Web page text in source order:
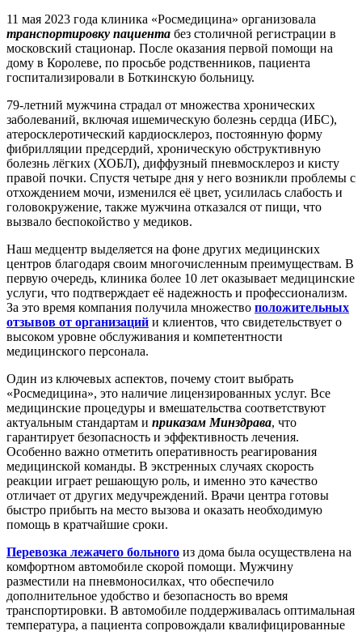
11 мая 2023 года клиника «Росмедицина» организовала
транспортировку пациента без столичной регистрации в
московский стационар. После оказания первой помощи на
дому в Королеве, по просьбе родственников, пациента
госпитализировали в Боткинскую больницу.
79-летний мужчина страдал от множества хронических
заболеваний, включая ишемическую болезнь сердца (ИБС),
атеросклеротический кардиосклероз, постоянную форму
фибрилляции предсердий, хроническую обструктивную
болезнь лёгких (ХОБЛ), диффузный пневмосклероз и кисту
правой почки. Спустя четыре дня у него возникли проблемы с
отхождением мочи, изменился её цвет, усилилась слабость и
головокружение, также мужчина отказался от пищи, что
вызвало беспокойство у медиков.
Наш медцентр выделяется на фоне других медицинских
центров благодаря своим многочисленным преимуществам. В
первую очередь, клиника более 10 лет оказывает медицинские
услуги, что подтверждает её надежность и профессионализм.
За это время компания получила множество положительных
отзывов от организаций и клиентов, что свидетельствует о
высоком уровне обслуживания и компетентности
медицинского персонала.
Один из ключевых аспектов, почему стоит выбрать
«Росмедицина», это наличие лицензированных услуг. Все
медицинские процедуры и вмешательства соответствуют
актуальным стандартам и приказам Минздрава, что
гарантирует безопасность и эффективность лечения.
Особенно важно отметить оперативность реагирования
медицинской команды. В экстренных случаях скорость
реакции играет решающую роль, и именно это качество
отличает от других медучреждений. Врачи центра готовы
быстро прибыть на место вызова и оказать необходимую
помощь в кратчайшие сроки.
Перевозка лежачего больного из дома была осуществлена на
комфортном автомобиле скорой помощи. Мужчину
разместили на пневмоносилках, что обеспечило
дополнительное удобство и безопасность во время
транспортировки. В автомобиле поддерживалась оптимальная
температура, а пациента сопровождали квалифицированные